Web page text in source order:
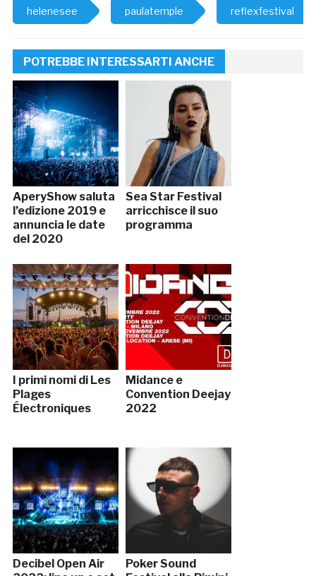
helenesee paulatemple reflexfestival
POTREBBE INTERESSARTI ANCHE
AperyShow saluta
l’edizione 2019 e
annuncia le date
del 2020
Sea Star Festival
arricchisce il suo
programma
I primi nomi di Les
Plages
Électroniques
Midance e
Convention Deejay
2022
Decibel Open Air
Poker Sound